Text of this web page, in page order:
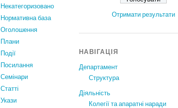
Некатегоризовано
Нормативна база
Оголошення
Плани
Події
Посилання
Семінари
Статтi
Укази
Отримати результати
НАВІГАЦІЯ
Департамент
Структура
Діяльність
Колегії та апаратні наради